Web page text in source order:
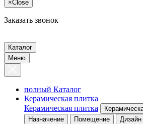
×Close
Заказать звонок
Каталог
Меню
полный Каталог
Керамическая плитка
Керамическая плитка
Назначение
Помещение Дизайн